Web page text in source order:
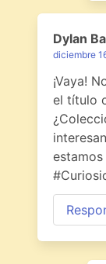
Dylan
diciembre
¡Vaya!
el título